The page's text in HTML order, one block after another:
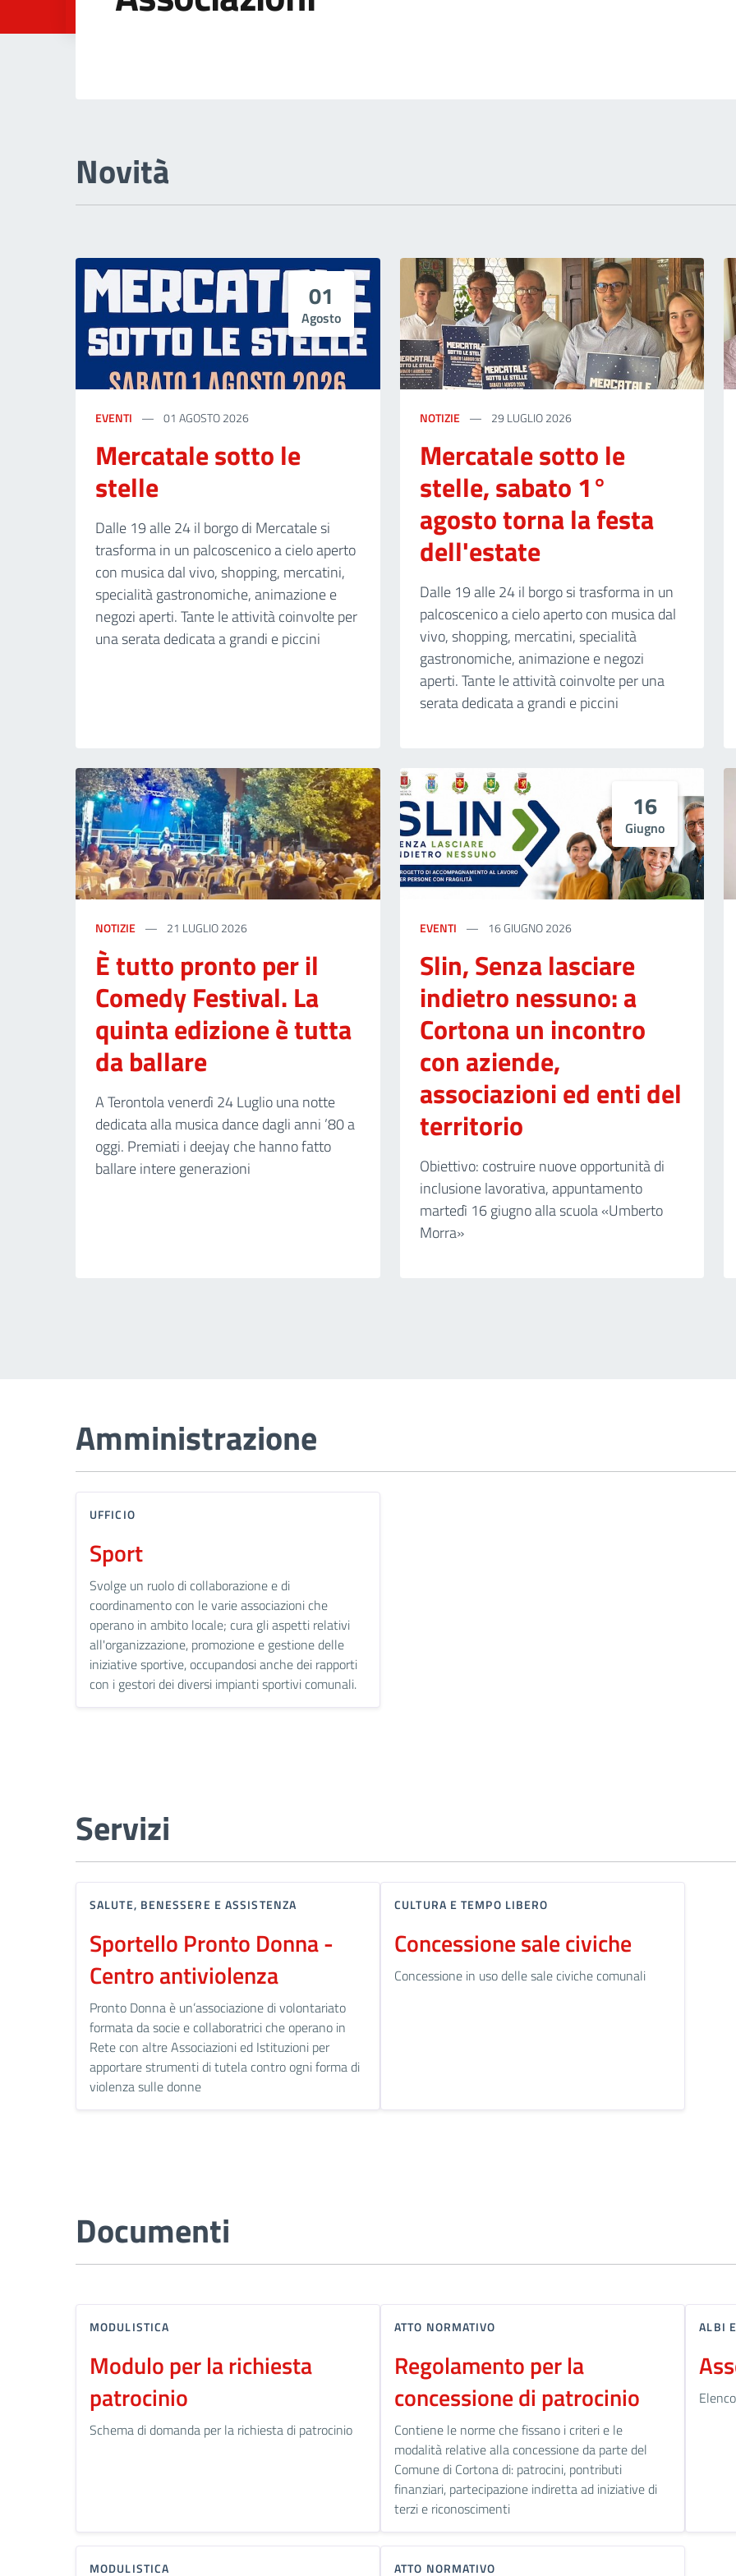
Novità
01
Agosto
EVENTI 01 AGOSTO 2026
Mercatale sotto le
stelle
Dalle 19 alle 24 il borgo di Mercatale si
trasforma in un palcoscenico a cielo aperto
con musica dal vivo, shopping, mercatini,
specialità gastronomiche, animazione e
negozi aperti. Tante le attività coinvolte per
una serata dedicata a grandi e piccini
NOTIZIE 29 LUGLIO 2026
Mercatale sotto le
stelle, sabato 1°
agosto torna la festa
dell'estate
Dalle 19 alle 24 il borgo si trasforma in un
palcoscenico a cielo aperto con musica dal
vivo, shopping, mercatini, specialità
gastronomiche, animazione e negozi
aperti. Tante le attività coinvolte per una
serata dedicata a grandi e piccini
NOTIZIE 21 LUGLIO 2026
È tutto pronto per il
Comedy Festival. La
quinta edizione è tutta
da ballare
A Terontola venerdì 24 Luglio una notte
dedicata alla musica dance dagli anni ’80 a
oggi. Premiati i deejay che hanno fatto
ballare intere generazioni
16
Giugno
EVENTI 16 GIUGNO 2026
Slin, Senza lasciare
indietro nessuno: a
Cortona un incontro
con aziende,
associazioni ed enti del
territorio
Obiettivo: costruire nuove opportunità di
inclusione lavorativa, appuntamento
martedì 16 giugno alla scuola «Umberto
Morra»
Amministrazione
UFFICIO
Sport
Svolge un ruolo di collaborazione e di
coordinamento con le varie associazioni che
operano in ambito locale; cura gli aspetti relativi
all'organizzazione, promozione e gestione delle
iniziative sportive, occupandosi anche dei rapporti
con i gestori dei diversi impianti sportivi comunali.
Servizi
SALUTE, BENESSERE E ASSISTENZA
Sportello Pronto Donna -
Centro antiviolenza
Pronto Donna è un’associazione di volontariato
formata da socie e collaboratrici che operano in
Rete con altre Associazioni ed Istituzioni per
apportare strumenti di tutela contro ogni forma di
violenza sulle donne
CULTURA E TEMPO LIBERO
Concessione sale civiche
Concessione in uso delle sale civiche comunali
Documenti
MODULISTICA
Modulo per la richiesta
patrocinio
Schema di domanda per la richiesta di patrocinio
ATTO NORMATIVO
Regolamento per la
concessione di patrocinio
Contiene le norme che fissano i criteri e le
modalità relative alla concessione da parte del
Comune di Cortona di: patrocini, pontributi
finanziari, partecipazione indiretta ad iniziative di
terzi e riconoscimenti
ALBI
MODULISTICA ATTO NORMATIVO